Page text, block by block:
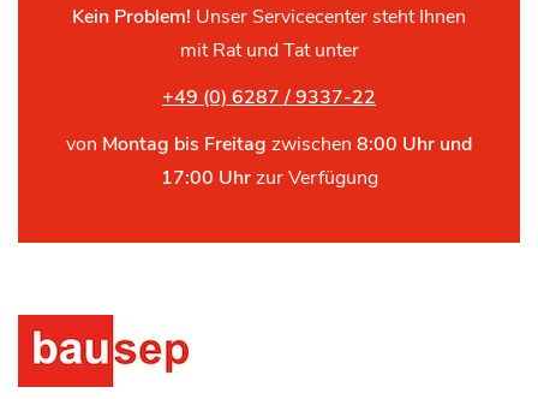
Kein Problem! Unser Servicecenter steht Ihnen
mit Rat und Tat unter
+49 (0) 6287 / 9337-22
von Montag bis Freitag zwischen 8:00 Uhr und
17:00 Uhrzur Verfügung